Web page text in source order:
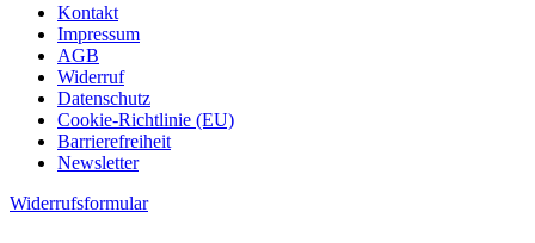
Kontakt
Impressum
AGB
Widerruf
Datenschutz
Cookie-Richtlinie (EU)
Barrierefreiheit
Newsletter
Widerrufsformular